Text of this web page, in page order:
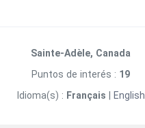
Sainte-Adèle, Canada
Puntos de interés : 19
Idioma(s) : Français | English